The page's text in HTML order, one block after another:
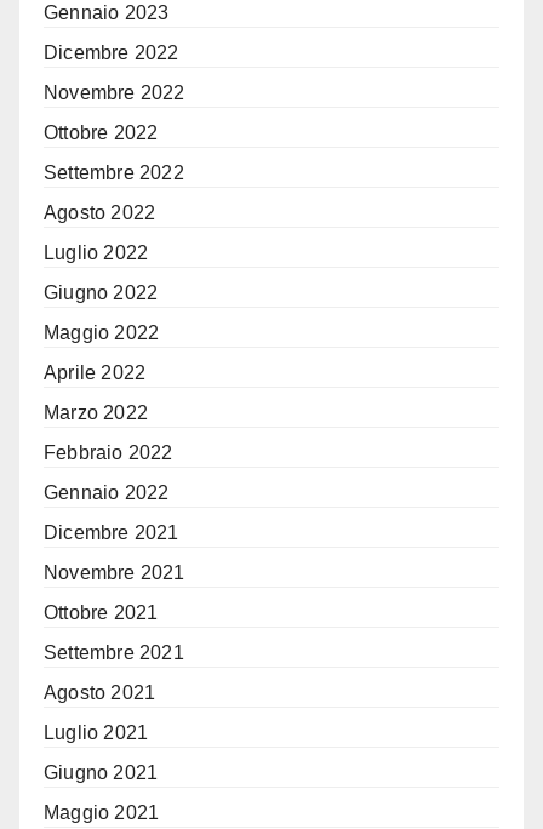
Gennaio 2023
Dicembre 2022
Novembre 2022
Ottobre 2022
Settembre 2022
Agosto 2022
Luglio 2022
Giugno 2022
Maggio 2022
Aprile 2022
Marzo 2022
Febbraio 2022
Gennaio 2022
Dicembre 2021
Novembre 2021
Ottobre 2021
Settembre 2021
Agosto 2021
Luglio 2021
Giugno 2021
Maggio 2021